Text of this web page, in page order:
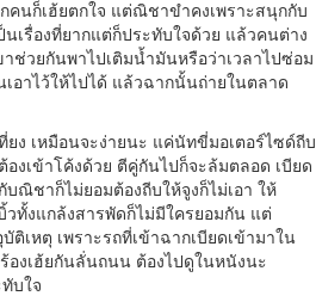
คนก็เฮ้ยตกใจ แต่ณิชาขำคงเพราะสนุกกับ
เรื่องที่ยากแต่ก็ประทับใจด้วย แล้วคนต่าง
าช่วยกันพาไปเติมน้ำมันหรือว่าเวลาไปซ่อม
เอาไว้ให้ไปได้ แล้วฉากนั้นถ่ายในตลาด
ยง เหมือนจะง่ายนะ แค่นัทขี่มอเตอร์ไซด์ถีบ
งเข้าโค้งด้วย ตีคู่กันไปก็จะล้มตลอด เบียด
ณิชาก็ไม่ยอมต้องถีบให้จูงก็ไม่เอา ให้
วทั้งแกล้งสารพัดก็ไม่มีใครยอมกัน แต่
ติเหตุ เพราะรถที่เข้าฉากเบียดเข้ามาใน
องเฮ้ยกันลั่นถนน ต้องไปดูในหนังนะ
บใจ